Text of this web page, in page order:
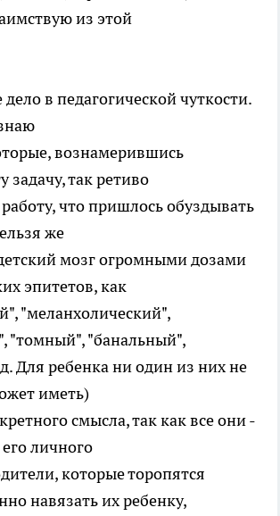
из этой
дело в педагогической чуткости.
вознамерившись
задачу, так ретиво
что пришлось обуздывать
же
мозг огромными дозами
эпитетов, как
"меланхолический",
"томный", "банальный",
Для ребенка ни один из них не
иметь)
смысла, так как все они -
личного
которые торопятся
навязать их ребенку,